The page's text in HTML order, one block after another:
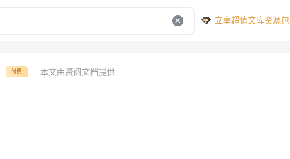
立享超值文库资源包
付费 本文由贤阅文档提供